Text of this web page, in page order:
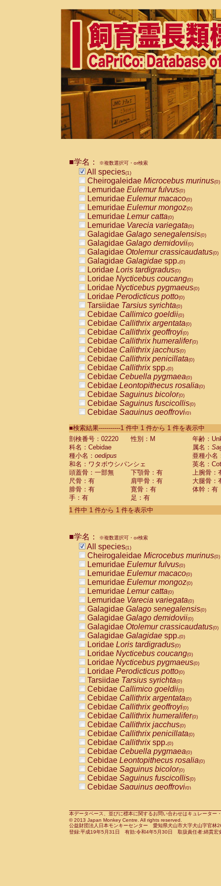
■学名： ※複数選択可・or検索
All species(1)
Cheirogaleidae Microcebus murinus(0)
Lemuridae Eulemur fulvus(0)
Lemuridae Eulemur macaco(0)
Lemuridae Eulemur mongoz(0)
Lemuridae Lemur catta(0)
Lemuridae Varecia variegata(0)
Galagidae Galago senegalensis(0)
Galagidae Galago demidovii(0)
Galagidae Otolemur crassicaudatus(0)
Galagidae Galagidae spp.(0)
Loridae Loris tardigradus(0)
Loridae Nycticebus coucang(0)
Loridae Nycticebus pygmaeus(0)
Loridae Perodicticus potto(0)
Tarsiidae Tarsius syrichta(0)
Cebidae Callimico goeldii(0)
Cebidae Callithrix argentata(0)
Cebidae Callithrix geoffroyi(0)
Cebidae Callithrix humeralifer(0)
Cebidae Callithrix jacchus(0)
Cebidae Callithrix penicillata(0)
Cebidae Callithrixspp.(0)
Cebidae Cebuella pygmaea(0)
Cebidae Leontopithecus rosalia(0)
Cebidae Saguinus bicolor(0)
Cebidae Saguinus fuscicollis(0)
Cebidae Saguinus geoffroyi(0)
CebidaeSaguinus labiatus(0)
Cebidae Saguinus leucopus (0)
Cebidae
Cebidae
CebidaeSaguinus nigricollis (0)
Cebidae Saguinus oedipus
Cebidae Saguinus weddelli
Cebidae Saguinusspp.
Cebidae Aotus trivirgatus
Cebidae Cebus albifrons
CebidaeCebus nigrivittatus
CebidaeCebus
CebidaeSaimiri boliviensis(0)
CebidaeSaimiri sciureus(0)
AtelidaeAlouatta caraya(0)
AtelidaeAlouatta fusca(0)
AtelidaeAlouatta seniculus
AtelidaeAlouattaspp.(0)
AtelidaeAteles belzebuth(0)
AtelidaeAteles geoffroyi(0)
AtelidaeAteles paniscus(0)
AtelidaeAtelesspp.(0)
Atelidae Lagothrix lagothricha
AtelidaeLagothrix lagothricha cana
PitheciidaeCacajao calvus
PitheciidaeCallicebus cupreus
PitheciidaeCallicebus donacophilus
PitheciidaeCallicebus moloch
PitheciidaeCallicebus torquatus
PitheciidaeCallicebusspp.(0)
PitheciidaeChiropotes satanas(0)
PitheciidaePithecia monachus
PitheciidaePithecia pithecia(0)
CercopithecidaeCercocebus agilis
CercopithecidaeCercocebus
CercopithecidaeCercocebus
CercopithecidaeCercocebus
CercopithecidaeCercocebus
CercopithecidaeCercocebushybrid
CercopithecidaePapio anubis(0)
CercopithecidaePapio cynocephalus
CercopithecidaePapio hamadryas(0)
■検索結果-----------1 件中 1 件から 1 件を表示中
剖検番号：02220
性別：M
年齢：
科名：Cebidae
属名：
種小名： oedipus
亜種小名
和名：ワタボウシパンシェ
英名：
頭蓋骨：一部無
下顎骨：有
上腕骨：
尺骨：有
肩甲骨：有
大腿骨：
腓骨：有
寛骨：有
体幹：有
手：有
足：有
1 件中 1 件から 1 件を表示中
■学名： ※複数選択可・or検索
All species(1)
Cheirogaleidae Microcebus murinus(0)
Lemuridae Eulemur fulvus(0)
Lemuridae Eulemur macaco(0)
Lemuridae Eulemur mongoz(0)
Lemuridae Lemur catta(0)
Lemuridae Varecia variegata(0)
Galagidae Galago senegalensis(0)
Galagidae Galago demidovii(0)
Galagidae Otolemur crassicaudatus(0)
Galagidae Galagidae spp.(0)
Loridae Loris tardigradus(0)
Loridae Nycticebus coucang(0)
Loridae Nycticebus pygmaeus(0)
Loridae Perodicticus potto(0)
Tarsiidae Tarsius syrichta(0)
Cebidae Callimico goeldii(0)
Cebidae Callithrix argentata(0)
Cebidae Callithrix geoffroyi(0)
Cebidae Callithrix humeralifer(0)
Cebidae Callithrix jacchus(0)
Cebidae Callithrix penicillata(0)
Cebidae Callithrixspp.(0)
Cebidae Cebuella pygmaea(0)
Cebidae Leontopithecus rosalia(0)
Cebidae Saguinus bicolor(0)
Cebidae Saguinus fuscicollis(0)
Cebidae Saguinus geoffroyi(0)
CebidaeSaguinus leucopus(0)
CebidaeSaguinus midas(0)
Cebidae Saguinus mystax(0)
本データベース、並びに標本に関するお問い合わせはキュレータ
© 2013 Japan Monkey Centre. All rights reserved.
公益財団法人日本モンキーセンター 愛知県犬山市大字犬山字官
登録:平成19年5月31日 有効:令和4年5月30日 取扱責任者:綿貫宏